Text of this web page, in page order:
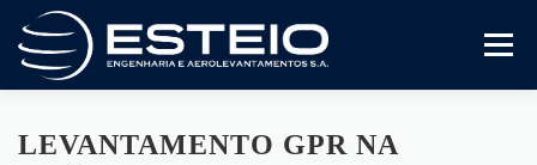
para
conteúdo
Menu
A Empresa Serviços Artigos E Trabalhos
LEVANTAMENTO GPR NA